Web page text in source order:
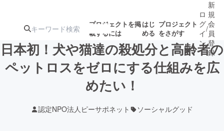
プロジェクトを掲
載するには
はじ
める
プロジェクト
をさがす
注目の新着プロ 募集終了が近いプ
ロ
グ
イ
ン
/
新
規
会
員
登
録
日本初！犬や猫達の殺処分と高齢者の
ペットロスをゼロにする仕組みを広
めたい！
認定NPO法人ピーサポネット ソーシャルグッド